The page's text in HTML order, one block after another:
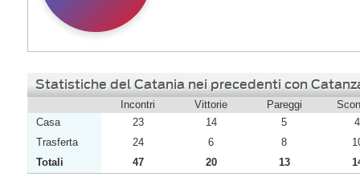
Statistiche del Catania nei precedenti con
Incontri Vittorie Pareggi
Casa
23 14 5
4
Trasferta
24 6 8
Totali
47 20 13